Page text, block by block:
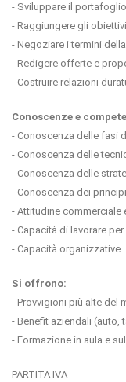
- Sviluppare il
- Raggiungere gli
- Negoziare i termini
- Redigere offerte e
- Costruire relazioni
Conoscenze e
- Conoscenza delle fasi
- Conoscenza delle
- Conoscenza delle
- Conoscenza dei
- Attitudine commerciale
- Capacità di lavorare
- Capacità organizzative.
Si offrono:
- Provvigioni più alte del
- Benefit aziendali (auto,
- Formazione in aula e
PARTITA IVA